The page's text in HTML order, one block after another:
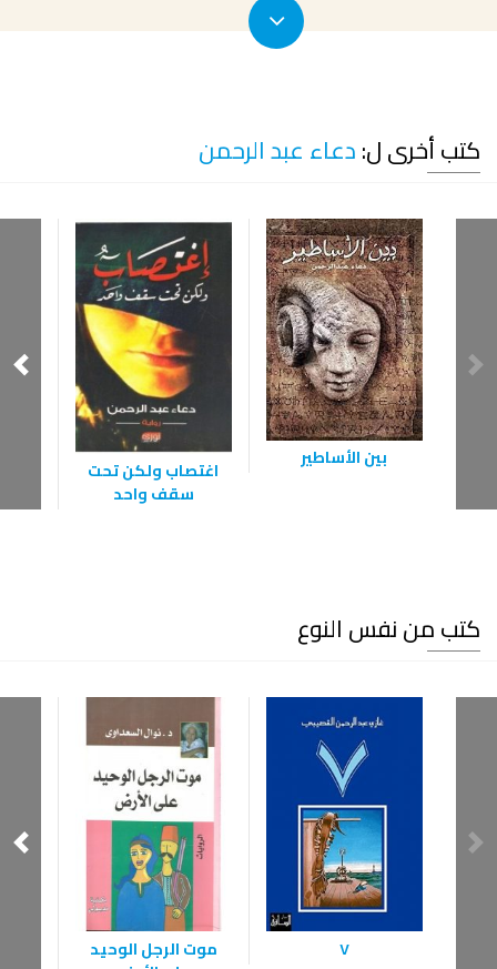
كتب أخرى ل:دعاء عبد الرحمن
بين الأساطير
اغتصاب ولكن تحت
سقف واحد
كتب من نفس النوع
٧
موت الرجل الوحيد